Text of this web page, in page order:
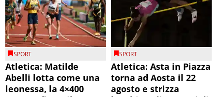
SPORT
Atletica: Matilde
Abelli lotta come una
leonessa, la 4×400
SPORT
Atletica: Asta in Piazza
torna ad Aosta il 22
agosto e strizza